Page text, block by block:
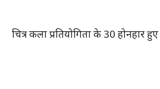
चित्र कला प्रतियोगिता के 30 होनहार